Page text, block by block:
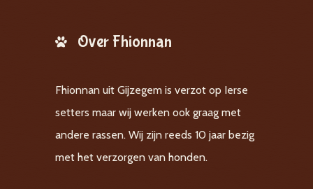
Over Fhionnan
Fhionnan uit Gijzegem is verzot op Ierse
setters maar wij werken ook graag met
andere rassen. Wij zijn reeds 10 jaar bezig
met het verzorgen van honden.